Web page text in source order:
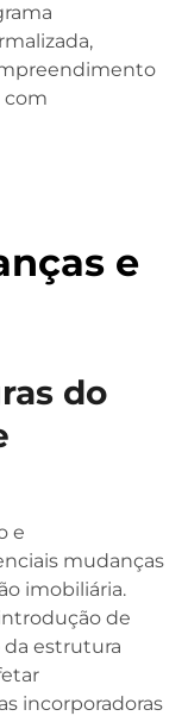
com
e
do
e
mudanças
imobiliária.
de
da estrutura
incorporadoras